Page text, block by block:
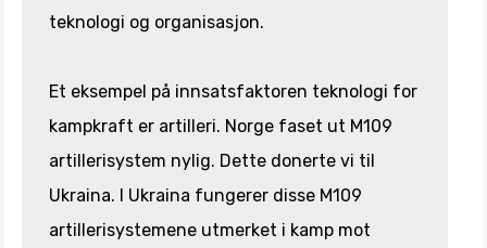
teknologi og organisasjon.
Et eksempel på innsatsfaktoren teknologi for
kampkraft er artilleri. Norge faset ut M109
artillerisystem nylig. Dette donerte vi til
Ukraina. I Ukraina fungerer disse M109
artillerisystemene utmerket i kamp mot